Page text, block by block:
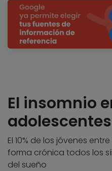
El insomnio
adolescentes
El 10% de los jóvenes
forma crónica todos los
del sueño